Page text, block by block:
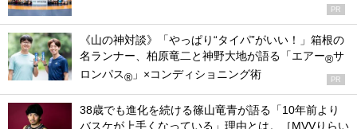
PR
《山の神対談》「やっぱり“タイパ”がいい！」箱根の
名ランナー、柏原竜二と神野大地が語る「エアー®サ
ロンパス® 」×コンディショニング術 PR
38歳でも進化を続ける篠山竜青が語る「10年前より
バスケが上手くなっている」理由とは。［MVVりらい